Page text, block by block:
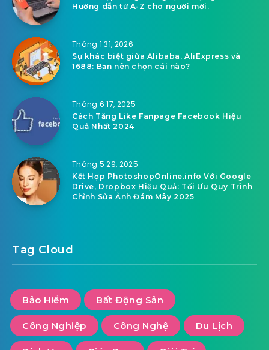
Hướng dẫn từ A-Z cho người mới.
Tháng 1 31, 2026
Sự khác biệt giữa Alibaba, AliExpress và
1688: Bạn nên chọn cái nào?
Tháng 6 17, 2025
Cách Tăng Like Fanpage Facebook Hiệu
Quả Nhất 2024
Tháng 5 29, 2025
Kết Hợp PhotoshopOnline.info Với Google
Drive, Dropbox Hiệu Quả: Tối Ưu Quy Trình
Chỉnh Sửa Ảnh Đám Mây 2025
Tag Cloud
Bảo Hiểm Bất Động Sản
Công Nghiệp Công Nghệ Du Lịch